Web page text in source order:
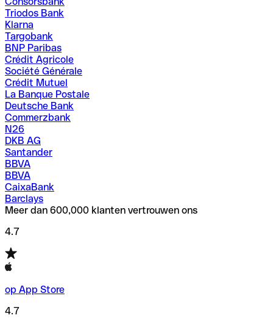
Triodos Bank
Klarna
Targobank
BNP Paribas
Crédit Agricole
Société Générale
Crédit Mutuel
La Banque Postale
Deutsche Bank
Commerzbank
N26
DKB AG
Santander
BBVA
BBVA
CaixaBank
Barclays
Meer dan 600,000 klanten vertrouwen ons
4.7
op App Store
4.7